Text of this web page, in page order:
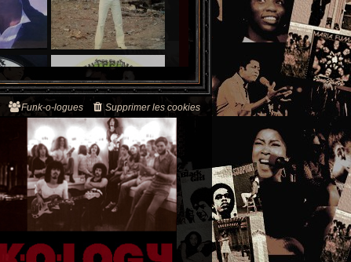
Supprimer les cookies
Funk-o-logues